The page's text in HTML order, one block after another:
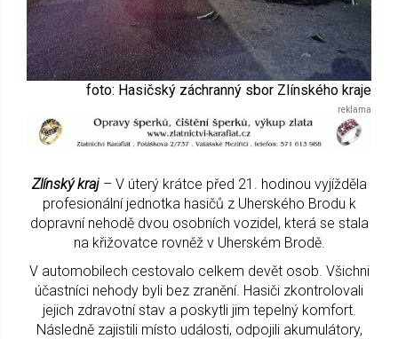
foto: Hasičský záchranný sbor Zlínského kraje
Zlínský kraj – V úterý krátce před 21. hodinou vyjížděla
profesionální jednotka hasičů z Uherského Brodu k
dopravní nehodě dvou osobních vozidel, která se stala
na křižovatce rovněž v Uherském Brodě.
V automobilech cestovalo celkem devět osob. Všichni
účastníci nehody byli bez zranění. Hasiči zkontrolovali
jejich zdravotní stav a poskytli jim tepelný komfort.
Následně zajistili místo události, odpojili akumulátory,